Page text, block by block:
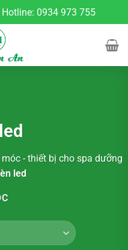
Hotline: 0934 973 755
móc - thiết bị cho spa dưỡng
led